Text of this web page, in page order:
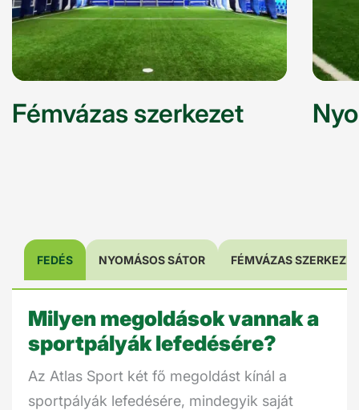
Fémvázas szerkezet
FEDÉS NYOMÁSOS SÁTOR FÉMVÁZAS
Milyen megoldások vannak a
sportpályák lefedésére?
Az Atlas Sport két fő megoldást kínál a
sportpályák lefedésére, mindegyik saját